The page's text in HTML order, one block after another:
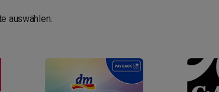
auswählen.